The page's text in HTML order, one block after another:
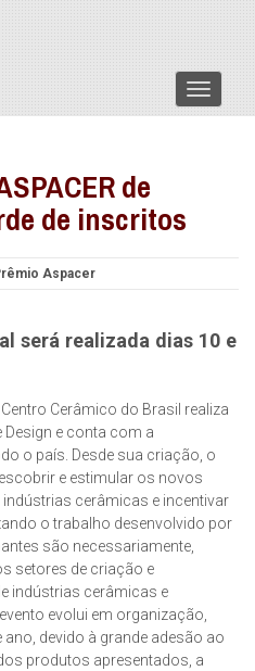
Menu
de
de inscritos
Aspacer
será realizada dias 10 e
Cerâmico do Brasil realiza
Design e conta com a
o país. Desde sua criação, o
e estimular os novos
cerâmicas e incentivar
o trabalho desenvolvido por
são necessariamente,
setores de criação e
indústrias cerâmicas e
evolui em organização,
devido à grande adesão ao
produtos apresentados, a